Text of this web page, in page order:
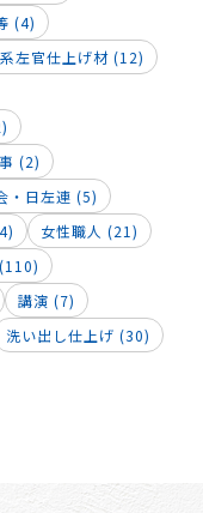
(4)
左官仕上げ材 (12)
(2)
・日左連 (5)
女性職人 (21)
講演 (7)
洗い出し仕上げ (30)